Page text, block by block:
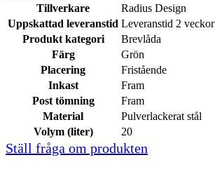
Tillverkare
Radius Design
Uppskattad leveranstid Leveranstid 2 veckor
Produkt kategori
Brevlåda
Färg
Grön
Placering
Fristående
Inkast
Fram
Post tömning
Fram
Material
Pulverlackerat stål
Volym (liter)
20
Ställ fråga om produkten